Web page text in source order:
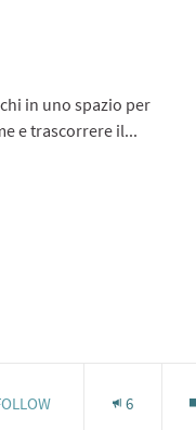
in uno spazio per
e trascorrere il...
FOLLOWERS 6